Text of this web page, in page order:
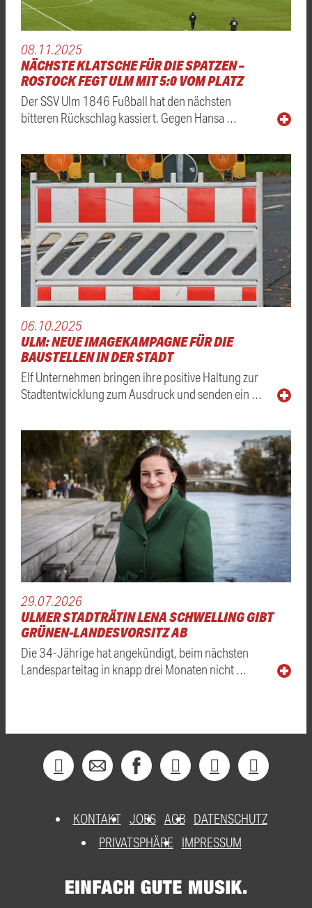
08.11.2025
NÄCHSTE KLATSCHE FÜR DIE SPATZEN –
ROSTOCK FEGT ULM MIT 5:0 VOM PLATZ
Der SSV Ulm 1846 Fußball hat den nächsten
bitteren Rückschlag kassiert. Gegen Hansa …
06.10.2025
ULM: NEUE IMAGEKAMPAGNE FÜR DIE
BAUSTELLEN IN DER STADT
Elf Unternehmen bringen ihre positive Haltung zur
Stadtentwicklung zum Ausdruck und senden ein …
29.07.2026
ULMER STADTRÄTIN LENA SCHWELLING GIBT
GRÜNEN-LANDESVORSITZ AB
Die 34-Jährige hat angekündigt, beim nächsten
Landesparteitag in knapp drei Monaten nicht …
KONTAKT JOBS AGB DATENSCHUTZ
PRIVATSPHÄRE
IMPRESSUM